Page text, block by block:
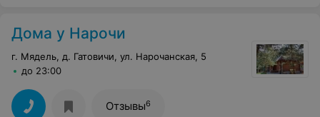
Дома у Нарочи
г. Мядель, д. Гатовичи, ул. Нарочанская, 5
до 23:00
Отзывы6